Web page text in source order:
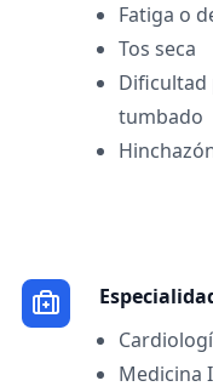
Fatiga o
Tos seca
Dificultad
tumbado
Medicina